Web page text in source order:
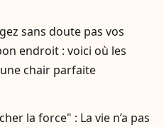
sans doute pas vos
endroit : voici où les
chair parfaite
la force" : La vie n’a pas